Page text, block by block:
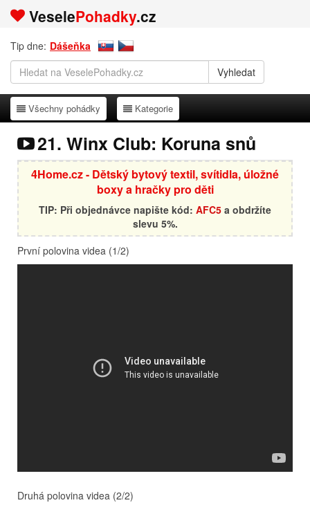
VeselePohadky.cz
Tip dne: Dášeňka
Všechny pohádky
Všechny pohádky Kategorie
Kategorie
21. Winx Club: Koruna snů
4Home.cz - Dětský bytový textil, svítidla, úložné
boxy a hračky pro děti
TIP: Při objednávce napište kód: AFC5 a obdržíte
slevu 5%.
První polovina videa (1/2)
Druhá polovina videa (2/2)